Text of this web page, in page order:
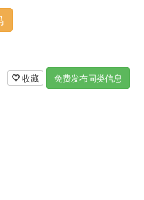
收藏 免费发布同类信息